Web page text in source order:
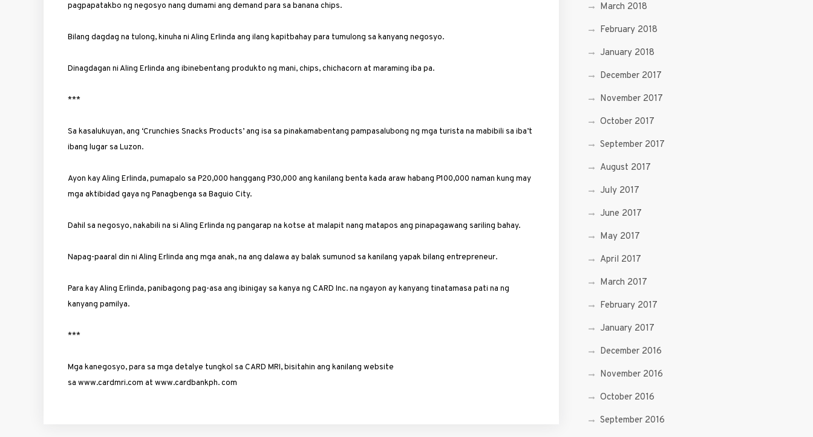
pagpapatakbo ng negosyo nang dumami ang demand para sa banana chips.
Bilang dagdag na tulong, kinuha ni Aling ­Erlinda ang ilang kapitbahay para tumulong sa kanyang ­negosyo.
Dinagdagan ni Aling Erlinda ang ibinebentang produkto ng mani, chips, chichacorn at maraming iba pa.
***
Sa kasalukuyan, ang ‘Crunchies Snacks Products’ ang isa sa pinakamabentang pampasalubong ng mga turista na mabibili sa iba’t
ibang lugar sa Luzon.
Ayon kay Aling Erlinda, pumapalo sa P20,000 hanggang P30,000 ang kanilang benta kada araw ­habang P100,000 naman kung may
mga aktibidad gaya ng Panagbenga sa Baguio City.
Dahil sa negosyo, nakabili na si Aling Erlinda ng pangarap na kotse at malapit nang matapos ang pinapagawang sariling bahay.
Napag-paaral din ni Aling Erlinda ang mga anak, na ang dalawa ay balak sumunod sa kanilang yapak bilang entrepreneur.
Para kay Aling Erlinda, panibagong pag-asa ang ibinigay sa kanya ng CARD Inc. na ngayon ay kanyang tinatamasa pati na ng
kanyang pamilya.
***
Mga kanegosyo, para sa mga detalye tungkol sa CARD MRI, bisitahin ang kanilang website
sa www.cardmri.com at www.cardbankph. com
March 2018
February 2018
January 2018
December 2017
November 2017
October 2017
September 2017
August 2017
July 2017
June 2017
May 2017
April 2017
March 2017
February 2017
January 2017
December 2016
November 2016
October 2016
September 2016